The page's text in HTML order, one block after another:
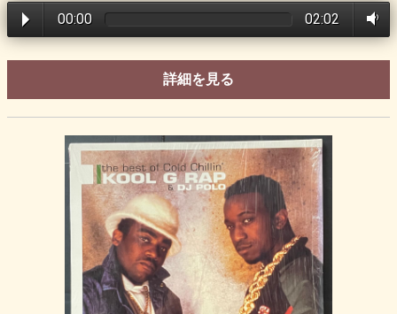
00:00 02:02
詳細を見る